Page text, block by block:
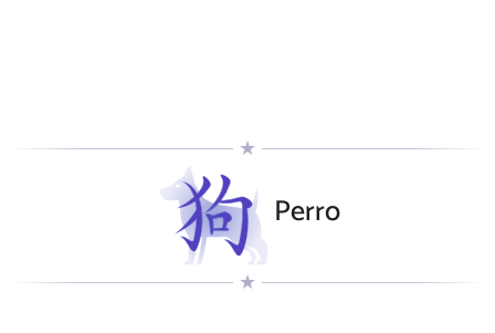
Perro